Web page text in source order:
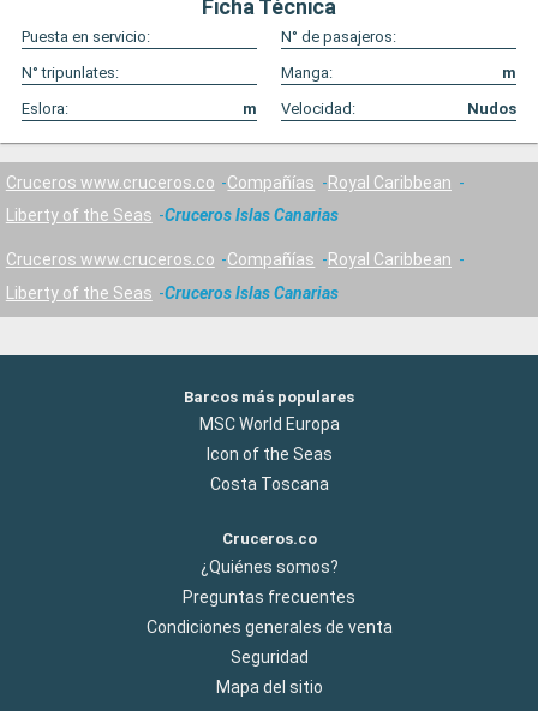
Ficha Técnica
Puesta en servicio:
N° de pasajeros:
N° tripunlates:
Manga:
m
Eslora:
m Velocidad: Nudos
Cruceros www.cruceros.co Compañías
Royal Caribbean
Liberty of the Seas
Cruceros Islas Canarias
Cruceros www.cruceros.co Compañías
Royal Caribbean
Liberty of the Seas
Cruceros Islas Canarias
Barcos más populares
MSC World Europa
Icon of the Seas
Costa Toscana
Cruceros.co
¿Quiénes somos?
Preguntas frecuentes
Condiciones generales de venta
Seguridad
Mapa del sitio